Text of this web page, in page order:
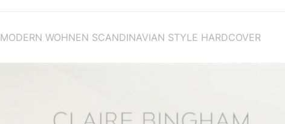
MODERN WOHNEN SCANDINAVIAN STYLE HARDCOVER